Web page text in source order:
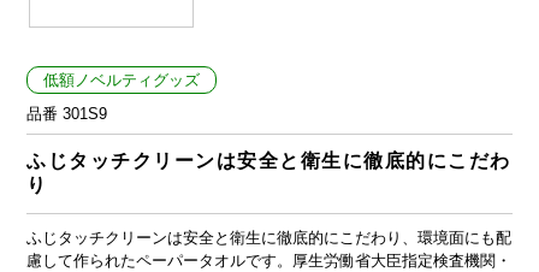
低額ノベルティグッズ
品番 301S9
ふじタッチクリーンは安全と衛生に徹底的にこだわ
り
ふじタッチクリーンは安全と衛生に徹底的にこだわり、環境面にも配
慮して作られたペーパータオルです。厚生労働省大臣指定検査機関・